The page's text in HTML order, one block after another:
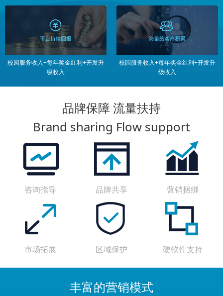
校园服务收入+每年奖金红利+开发升
级收入
校园服务收入+每年奖金红利+开发升
级收入
品牌保障 流量扶持
Brand sharing Flow support
咨询指导 品牌共享 营销捆绑
市场拓展 区域保护 硬软件支持
丰富的营销模式